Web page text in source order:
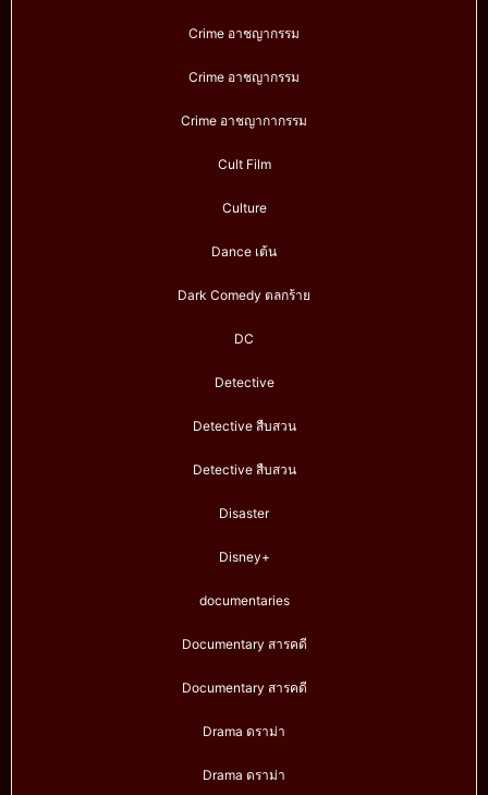
Crime อาชญากรรม
Crime อาชญากรรม
Crime อาชญากากรรม
Cult Film
Culture
Dance เต้น
Dark Comedy ตลกร้าย
DC
Detective
Detective สืบสวน
Detective สืบสวน
Disaster
Disney+
documentaries
Documentary สารคดี
Documentary สารคดี
Drama ดราม่า
Drama ดราม่า